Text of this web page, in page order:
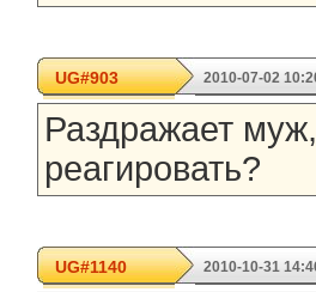
UG#903 2010-07-02
Раздражает
реагировать?
UG#1140 2010-10-31